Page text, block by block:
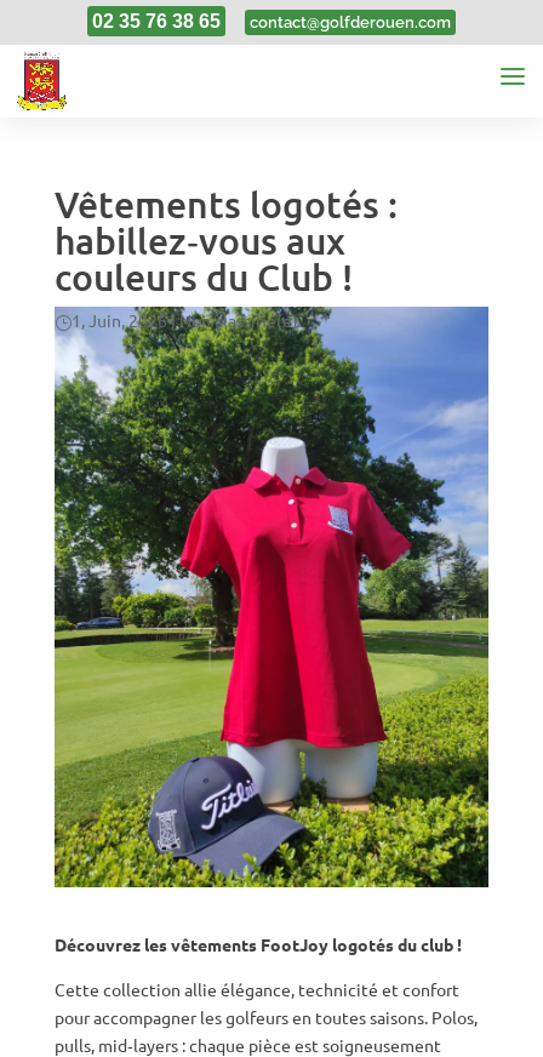
02 35 76 38 65 contact@golfderouen.com
Vêtements logotés :
habillez‑vous aux
couleurs du Club !
1, Juin, 2026|Non classifié(e)
Découvrez les vêtements FootJoy logotés du club !
Cette collection allie élégance, technicité et confort
pour accompagner les golfeurs en toutes saisons. Polos,
pulls, mid‑layers : chaque pièce est soigneusement